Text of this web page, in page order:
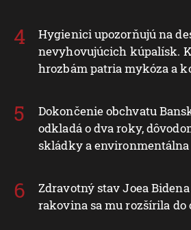
Hygienici upozorňujú na
nevyhovujúcich kúpalísk.
hrozbám patria mykóza a
Dokončenie obchvatu
odkladá o dva roky,
skládky a environmentálna
Zdravotný stav Joea
rakovina sa mu rozšírila do